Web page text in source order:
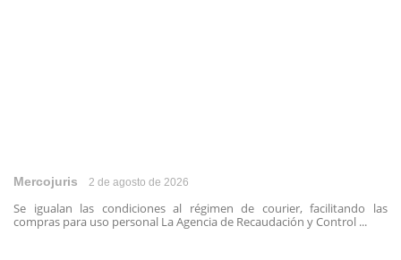
Mercojuris 2 de agosto de 2026
Se igualan las condiciones al régimen de courier, facilitando las
compras para uso personal La Agencia de Recaudación y Control ...